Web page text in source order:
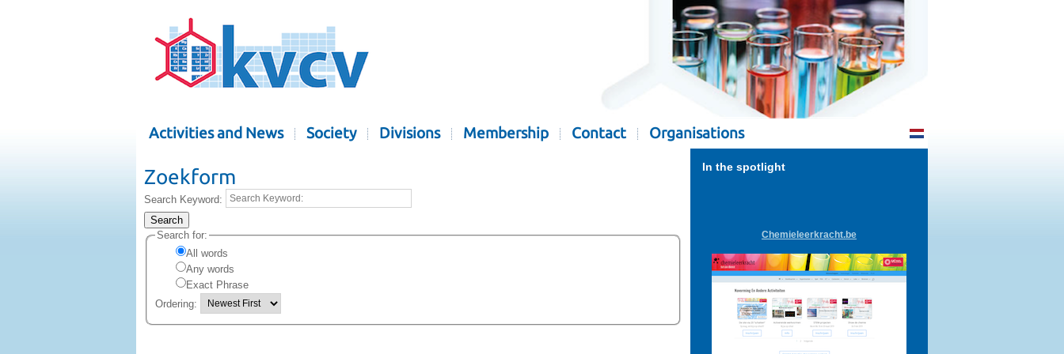
Activities and News Society Divisions Membership Contact Organisations
Zoekform
Search Keyword:
Search
Search for:
All words
Any words
Exact Phrase
Ordering:
In the spotlight
Chemieleerkracht.be